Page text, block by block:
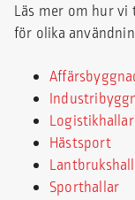
Läs mer om hur
för olika
Logistikhallar
Hästsport
Sporthallar